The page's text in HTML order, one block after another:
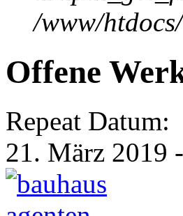
/www/
Offene
Repeat Datum:
21. März 2019